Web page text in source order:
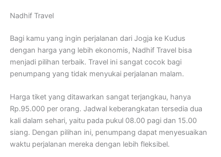
Nadhif Travel
Bagi kamu yang ingin perjalanan dari Jogja ke Kudus
dengan harga yang lebih ekonomis, Nadhif Travel bisa
menjadi pilihan terbaik. Travel ini sangat cocok bagi
penumpang yang tidak menyukai perjalanan malam.
Harga tiket yang ditawarkan sangat terjangkau, hanya
Rp.95.000 per orang. Jadwal keberangkatan tersedia dua
kali dalam sehari, yaitu pada pukul 08.00 pagi dan 15.00
siang. Dengan pilihan ini, penumpang dapat menyesuaikan
waktu perjalanan mereka dengan lebih fleksibel.